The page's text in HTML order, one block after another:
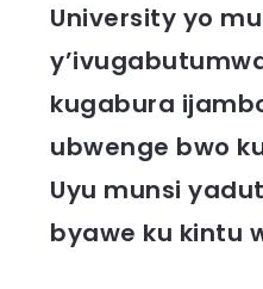
University yo
kugabura
ubwenge bwo
Uyu munsi
byawe ku kintu